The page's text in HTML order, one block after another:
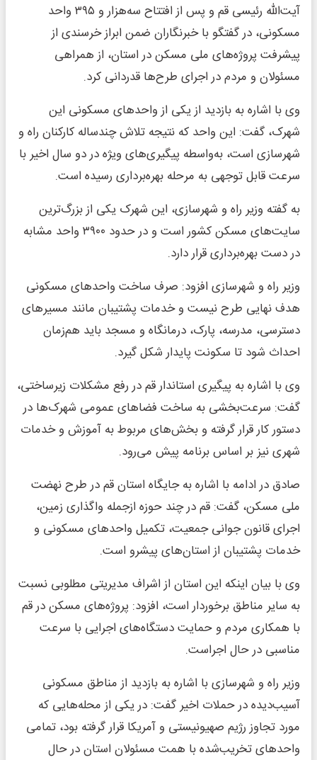
آیت‌الله رئیسی قم و پس از افتتاح سه‌هزار و ۳۹۵ واحد
مسکونی، در گفتگو با خبرنگاران ضمن ابراز خرسندی از
پیشرفت پروژه‌های ملی مسکن در استان، از همراهی
مسئولان و مردم در اجرای طرح‌ها قدردانی کرد.
وی با اشاره به بازدید از یکی از واحدهای مسکونی این
شهرک، گفت: این واحد که نتیجه تلاش چندساله کارکنان راه و
شهرسازی است، به‌واسطه پیگیری‌های ویژه در دو سال اخیر با
سرعت قابل توجهی به مرحله بهره‌برداری رسیده است.
به گفته وزیر راه و شهرسازی، این شهرک یکی از بزرگ‌ترین
سایت‌های مسکن کشور است و در حدود ۳۹۰۰ واحد مشابه
در دست بهره‌برداری قرار دارد.
وزیر راه و شهرسازی افزود: صرف ساخت واحدهای مسکونی
هدف نهایی طرح نیست و خدمات پشتیبان مانند مسیرهای
دسترسی، مدرسه، پارک، درمانگاه و مسجد باید هم‌زمان
احداث شود تا سکونت پایدار شکل گیرد.
وی با اشاره به پیگیری استاندار قم در رفع مشکلات زیرساختی،
گفت: سرعت‌بخشی به ساخت فضاهای عمومی شهرک‌ها در
دستور کار قرار گرفته و بخش‌های مربوط به آموزش و خدمات
شهری نیز بر اساس برنامه پیش می‌رود.
صادق در ادامه با اشاره به جایگاه استان قم در طرح نهضت
ملی مسکن، گفت: قم در چند حوزه ازجمله واگذاری زمین،
اجرای قانون جوانی جمعیت، تکمیل واحدهای مسکونی و
خدمات پشتیبان از استان‌های پیشرو است.
وی با بیان اینکه این استان از اشراف مدیریتی مطلوبی نسبت
به سایر مناطق برخوردار است، افزود: پروژه‌های مسکن در قم
با همکاری مردم و حمایت دستگاه‌های اجرایی با سرعت
مناسبی در حال اجراست.
وزیر راه و شهرسازی با اشاره به بازدید از مناطق مسکونی
آسیب‌دیده در حملات اخیر گفت: در یکی از محله‌هایی که
مورد تجاوز رژیم صهیونیستی و آمریکا قرار گرفته بود، تمامی
واحدهای تخریب‌شده با همت مسئولان استان در حال